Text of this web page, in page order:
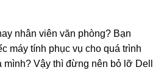
nhân viên văn phòng? Bạn
máy tính phục vụ cho quá trình
mình? Vậy thì đừng nên bỏ lỡ Dell